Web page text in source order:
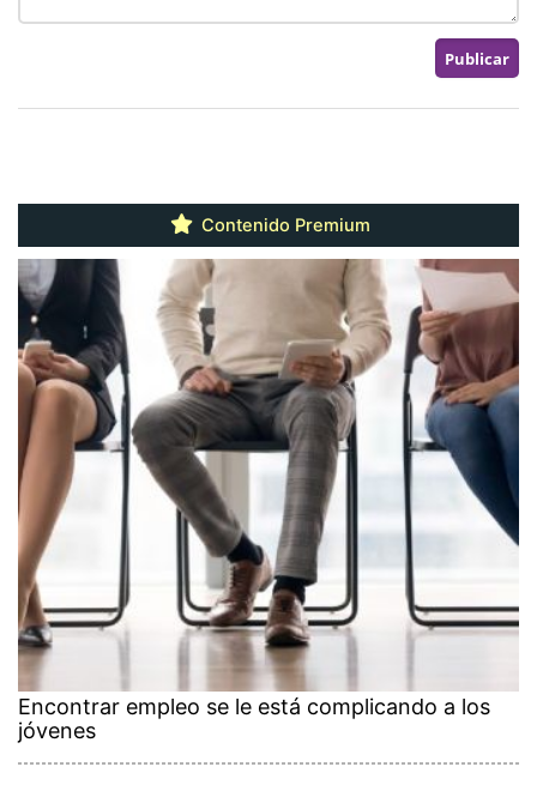
Contenido Premium
Encontrar empleo se le está complicando a los
jóvenes